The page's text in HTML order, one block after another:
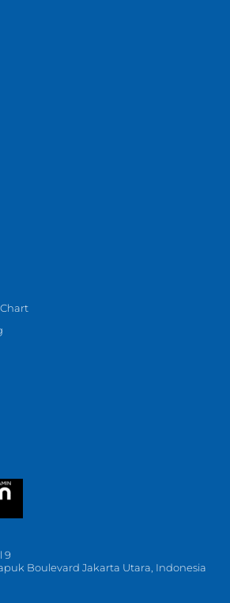
9
Boulevard Jakarta Utara, Indonesia